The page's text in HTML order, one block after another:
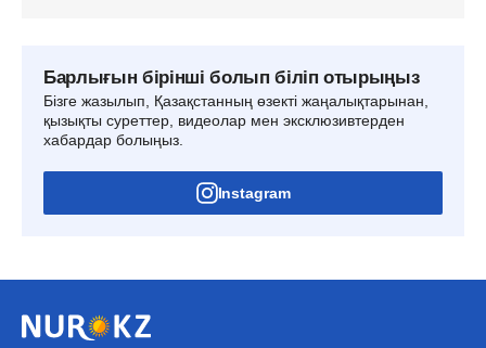
Барлығын бірінші болып біліп отырыңыз
Бізге жазылып, Қазақстанның өзекті жаңалықтарынан,
қызықты суреттер, видеолар мен эксклюзивтерден
хабардар болыңыз.
Instagram